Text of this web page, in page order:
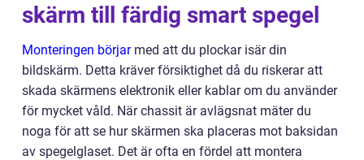
skärm till färdig smart spegel
Monteringen börjarmed att du plockar isär din
bildskärm. Detta kräver försiktighet då du riskerar att
skada skärmens elektronik eller kablar om du använder
för mycket våld. När chassit är avlägsnat mäter du
noga för att se hur skärmen ska placeras mot baksidan
av spegelglaset. Det är ofta en fördel att montera